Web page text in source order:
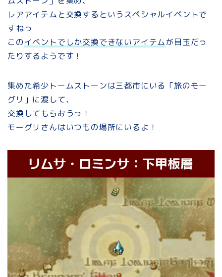
レアアイテムと交換するというスペシャルイベントで
すねっ
このイベントでしか交換できないアイテムが目玉だっ
たりするようです！
集めた希少トームストーンは三都市にいる「旅のモー
グリ」に渡して、
交換してもらおうっ！
モーグリさんはいつもの場所にいるよ！